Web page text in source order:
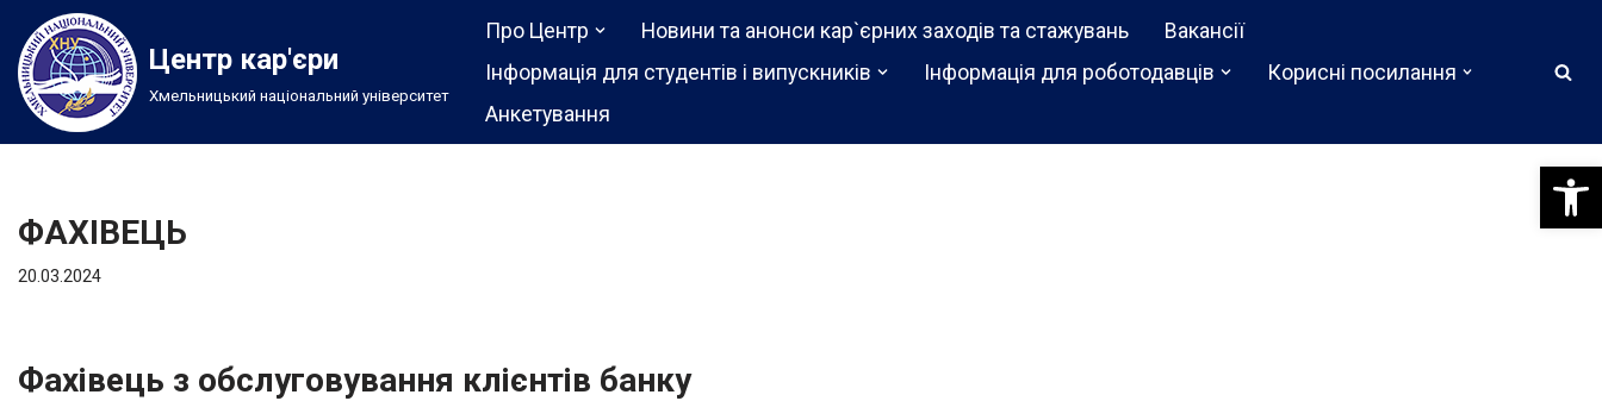
Перейти
до
вмісту
Центр кар'єри
Хмельницький національний університет
Про Центр Новини та анонси кар`єрних заходів та стажувань
Вакансії
Інформація для студентів і випускників
Інформація для роботодавців
Корисні посилання
Анкетування
ФАХІВЕЦЬ
20.03.2024
Фахівець з обслуговування клієнтів банку